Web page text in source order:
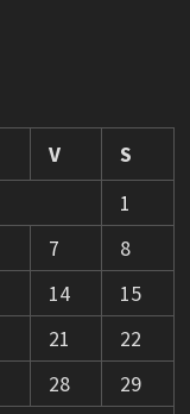
V
S
1
7
8
14
15
21
22
28
29